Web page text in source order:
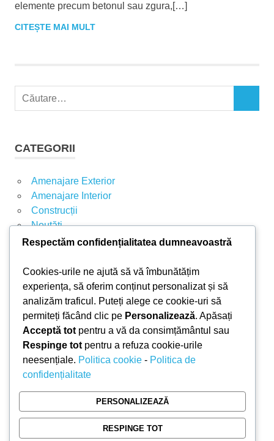
elemente precum betonul sau zgura,[…]
CITEȘTE MAI MULT
a
ă
u
p
ă
:
CATEGORII
Amenajare Exterior
Amenajare Interior
Construcții
Noutăți
ARTICOLE RECENTE
Parchet laminat sau SPC? Diferențele care
contează
Materiale pentru zidărie – avantajele fiecărei soluții
și când se folosesc
Ghid practic pentru alegerea vopselei lavabile
pentru fiecare încăpere
Produse indispensabile pentru lucrările de
întreținere din timpul verii
Respectăm confidențialitatea dumneavoastră
Cookies-urile ne ajută să vă îmbunătățim
experiența, să oferim conținut personalizat și să
analizăm traficul. Puteți alege ce cookie-uri să
permiteți făcând clic pe Personalizează. Apăsați
Acceptă tot pentru a vă da consimțământul sau
Respinge tot pentru a refuza cookie-urile
neesențiale. Politica cookie - Politica de
confidențialitate
PERSONALIZEAZĂ
RESPINGE TOT